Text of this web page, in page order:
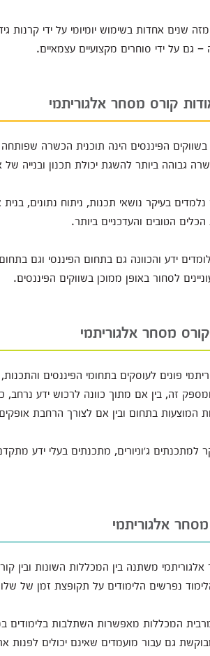
שנים אחדות בשימוש יומיומי על ידי קרנות
– גם על ידי סוחרים מקצועיים עצמאיים.
קורס מסחר אלגוריתמי
הפיננסים הינה תוכנית הכשרה
גבוהה ביותר להשגת יכולת תכנון ובנייה
בעיקר נושאי תכנות, ניתוח נתונים,
הטובים והעדכניים ביותר.
ללומדים ידע והכוונה גם בתחום הפיננסי וגם
לסחור באופן ממוכן בשווקים הפיננסים.
מסחר אלגוריתמי
פונים לעוסקים בתחומי הפיננסים
זה, בין אם מתוך כוונה לרכוש ידע נרחב,
בתחום ובין אם לצורך הרחבת
למתכנתים ג׳וניורים, מתכנתים בעלי ידע
אלגוריתמי
משתנה בין המכללות השונות ובין
נפרשים הלימודים על תקופצת זמן של
המכללות מאפשרות השתלבות בלימודים
גם עבור מועמדים שאינם יכולים לפנות